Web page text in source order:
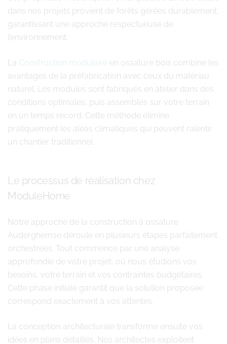
dans nos projets provient de forêts gérées durablement,
garantissant une approche respectueuse de
l’environnement.
La Construction modulaire en ossature bois combine les
avantages de la préfabrication avec ceux du matériau
naturel. Les modules sont fabriqués en atelier dans des
conditions optimales, puis assemblés sur votre terrain
en un temps record. Cette méthode élimine
pratiquement les aléas climatiques qui peuvent ralentir
un chantier traditionnel.
Le processus de réalisation chez
ModuleHome
Notre approche de la construction à ossature
Auderghemse déroule en plusieurs étapes parfaitement
orchestrées. Tout commence par une analyse
approfondie de votre projet, où nous étudions vos
besoins, votre terrain et vos contraintes budgétaires.
Cette phase initiale garantit que la solution proposée
correspond exactement à vos attentes.
La conception architecturale transforme ensuite vos
idées en plans détaillés. Nos architectes exploitent